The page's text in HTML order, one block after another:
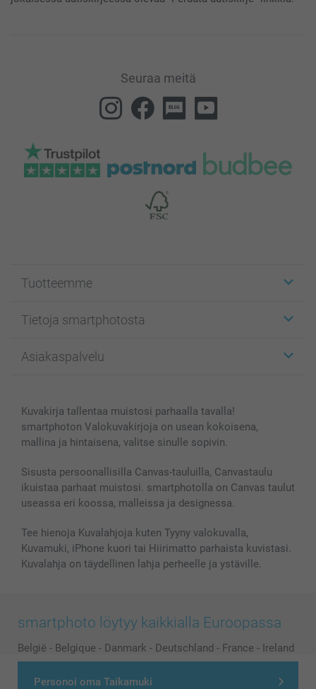
Personoi oma Taikamuki
Seuraa meitä
Tuotteemme
Kuvakortit
Kuvakirjat
Kännykkä & Tabletti
MyNameBook
Valokuvakehykset & Lisätarvikkeet
Lahjakortti
Kaikki kuvatuotteet
Tietoja smartphotosta
Affiliate ohjelma
Sivukartta
Ehdot/takuut
Asiakaspalvelu
smartbonus
Hinnat & maksutavat
Kuvakirja tallentaa muistosi parhaalla tavalla!
smartphoton Valokuvakirjoja on usean kokoisena,
mallina ja hintaisena, valitse sinulle sopivin.
Sisusta persoonallisilla Canvas-tauluilla, Canvastaulu
ikuistaa parhaat muistosi. smartphotolla on Canvas taulut
useassa eri koossa, malleissa ja designessa.
Tee hienoja Kuvalahjoja kuten Tyyny valokuvalla,
Kuvamuki, iPhone kuori tai Hiirimatto parhaista kuvistasi.
Kuvalahja on täydellinen lahja perheelle ja ystäville.
smartphoto löytyy kaikkialla Euroopassa
België - Belgique - Danmark - Deutschland - France - Ireland
Switzerland - Suomi - Sverige